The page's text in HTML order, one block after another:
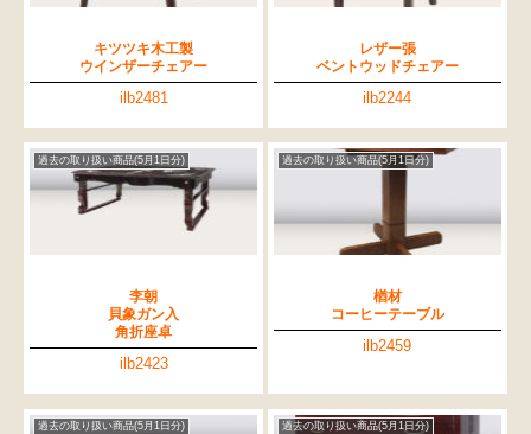
キツツキ木工製
ウインザーチェアー
ilb2481
レザー張
ベントウッドチェアー
ilb2244
過去の取り扱い商品(5月1日分)
李朝
貝象ガン入
角折座卓
ilb2423
過去の取り扱い商品(5月1日分)
楢材
コーヒーテーブル
ilb2459
過去の取り扱い商品(5月1日分) 過去の取り扱い商品(5月1日分)